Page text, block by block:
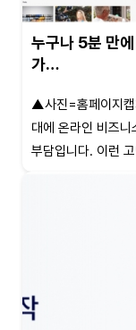
누구나 5분 만
가…
▲사진=홈페이지
대에 온라인 비즈
부담입니다. 이런